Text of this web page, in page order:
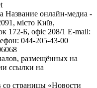
Название онлайн-медиа -
місто Київ,
Б, офіс 208/1 E-mail:
044-205-43-00
размещённых на
ссылки на
страницы «Новости